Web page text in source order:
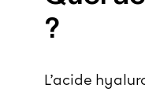
?
L’acide